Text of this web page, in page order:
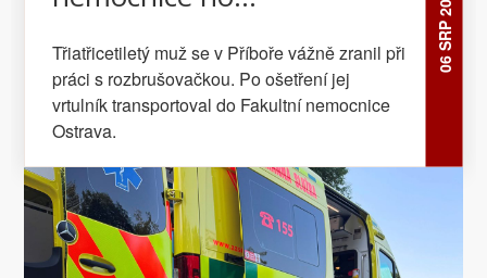
06 SRP 2026
Třiatřicetiletý muž se v Příboře vážně zranil při
práci s rozbrušovačkou. Po ošetření jej
vrtulník transportoval do Fakultní nemocnice
Ostrava.